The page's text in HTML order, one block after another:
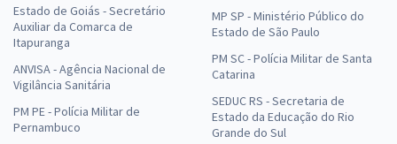
Estado de Goiás - Secretário
Auxiliar da Comarca de
Itapuranga
ANVISA - Agência Nacional de
Vigilância Sanitária
PM PE - Polícia Militar de
Pernambuco
MP SP - Ministério Público do
Estado de São Paulo
PM SC - Polícia Militar de Santa
Catarina
SEDUC RS - Secretaria de
Estado da Educação do Rio
Grande do Sul